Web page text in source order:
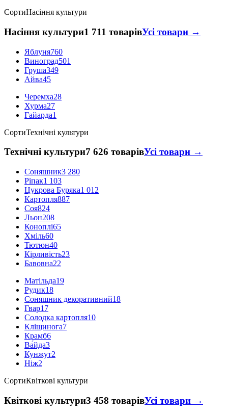
СортиНасіння культури
Насіння культури1 711 товарівУсі товари →
Яблуня760
Виноград501
Груша349
Айва45
Черемха28
Хурма27
Гайарда1
СортиТехнічні культури
Технічні культури7 626 товарівУсі товари →
Соняшник3 280
Ріпак1 103
Цукрова Буряка1 012
Картопля887
Соя824
Льон208
Коноплі65
Хміль60
Тютюн40
Кірливість23
Бавовна22
Матільда19
Рудик18
Соняшник декоративний18
Гвар17
Солодка картопля10
Кліщинога7
Крамб6
Ва́йда3
Кунжут2
Ніж2
СортиКвіткові культури
Квіткові культури3 458 товарівУсі товари →